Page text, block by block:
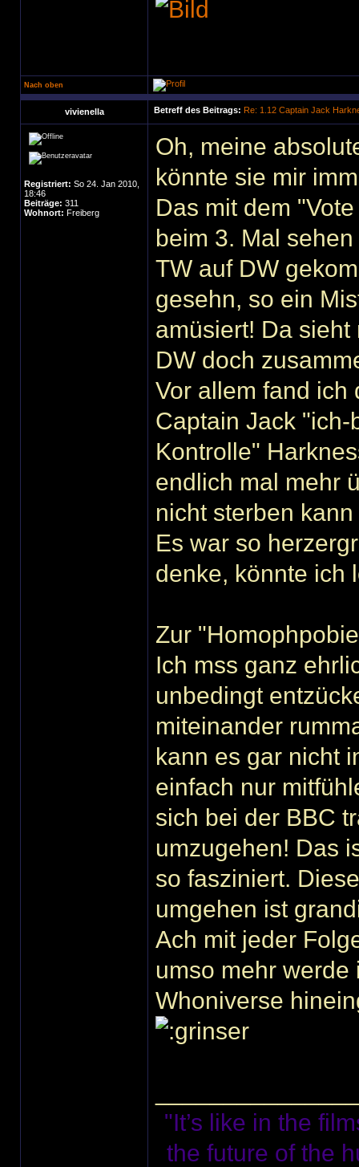
Nach oben
vivienella Betreff des Beitrags: Re: 1.12 Captain Jack
Registriert: So 24. Jan 2010,
18:46
Beiträge: 311
Wohnort: Freiberg
Oh, meine
könnte sie mir
Das mit dem
beim 3. Mal
TW auf DW
gesehn, so ein
amüsiert! Da
DW doch
Vor allem fand ich
Captain Jack
Kontrolle"
endlich mal mehr
nicht sterben
Es war so
denke, könnte ich
Zur
Ich mss ganz
unbedingt
miteinander
kann es gar nicht
einfach nur
sich bei der BBC
umzugehen! Das
so fasziniert.
umgehen ist
Ach mit jeder
umso mehr
Whoniverse
"It’s like in the
the future of the